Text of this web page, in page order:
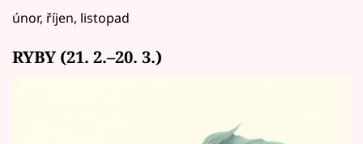
únor, říjen, listopad
RYBY (21. 2.–20. 3.)